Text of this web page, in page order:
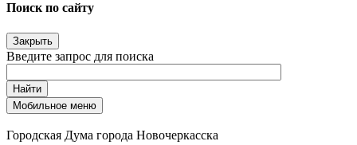
Поиск по сайту
Закрыть
Введите запрос для поиска
Найти
Мобильное меню
Городская Дума города Новочеркасска